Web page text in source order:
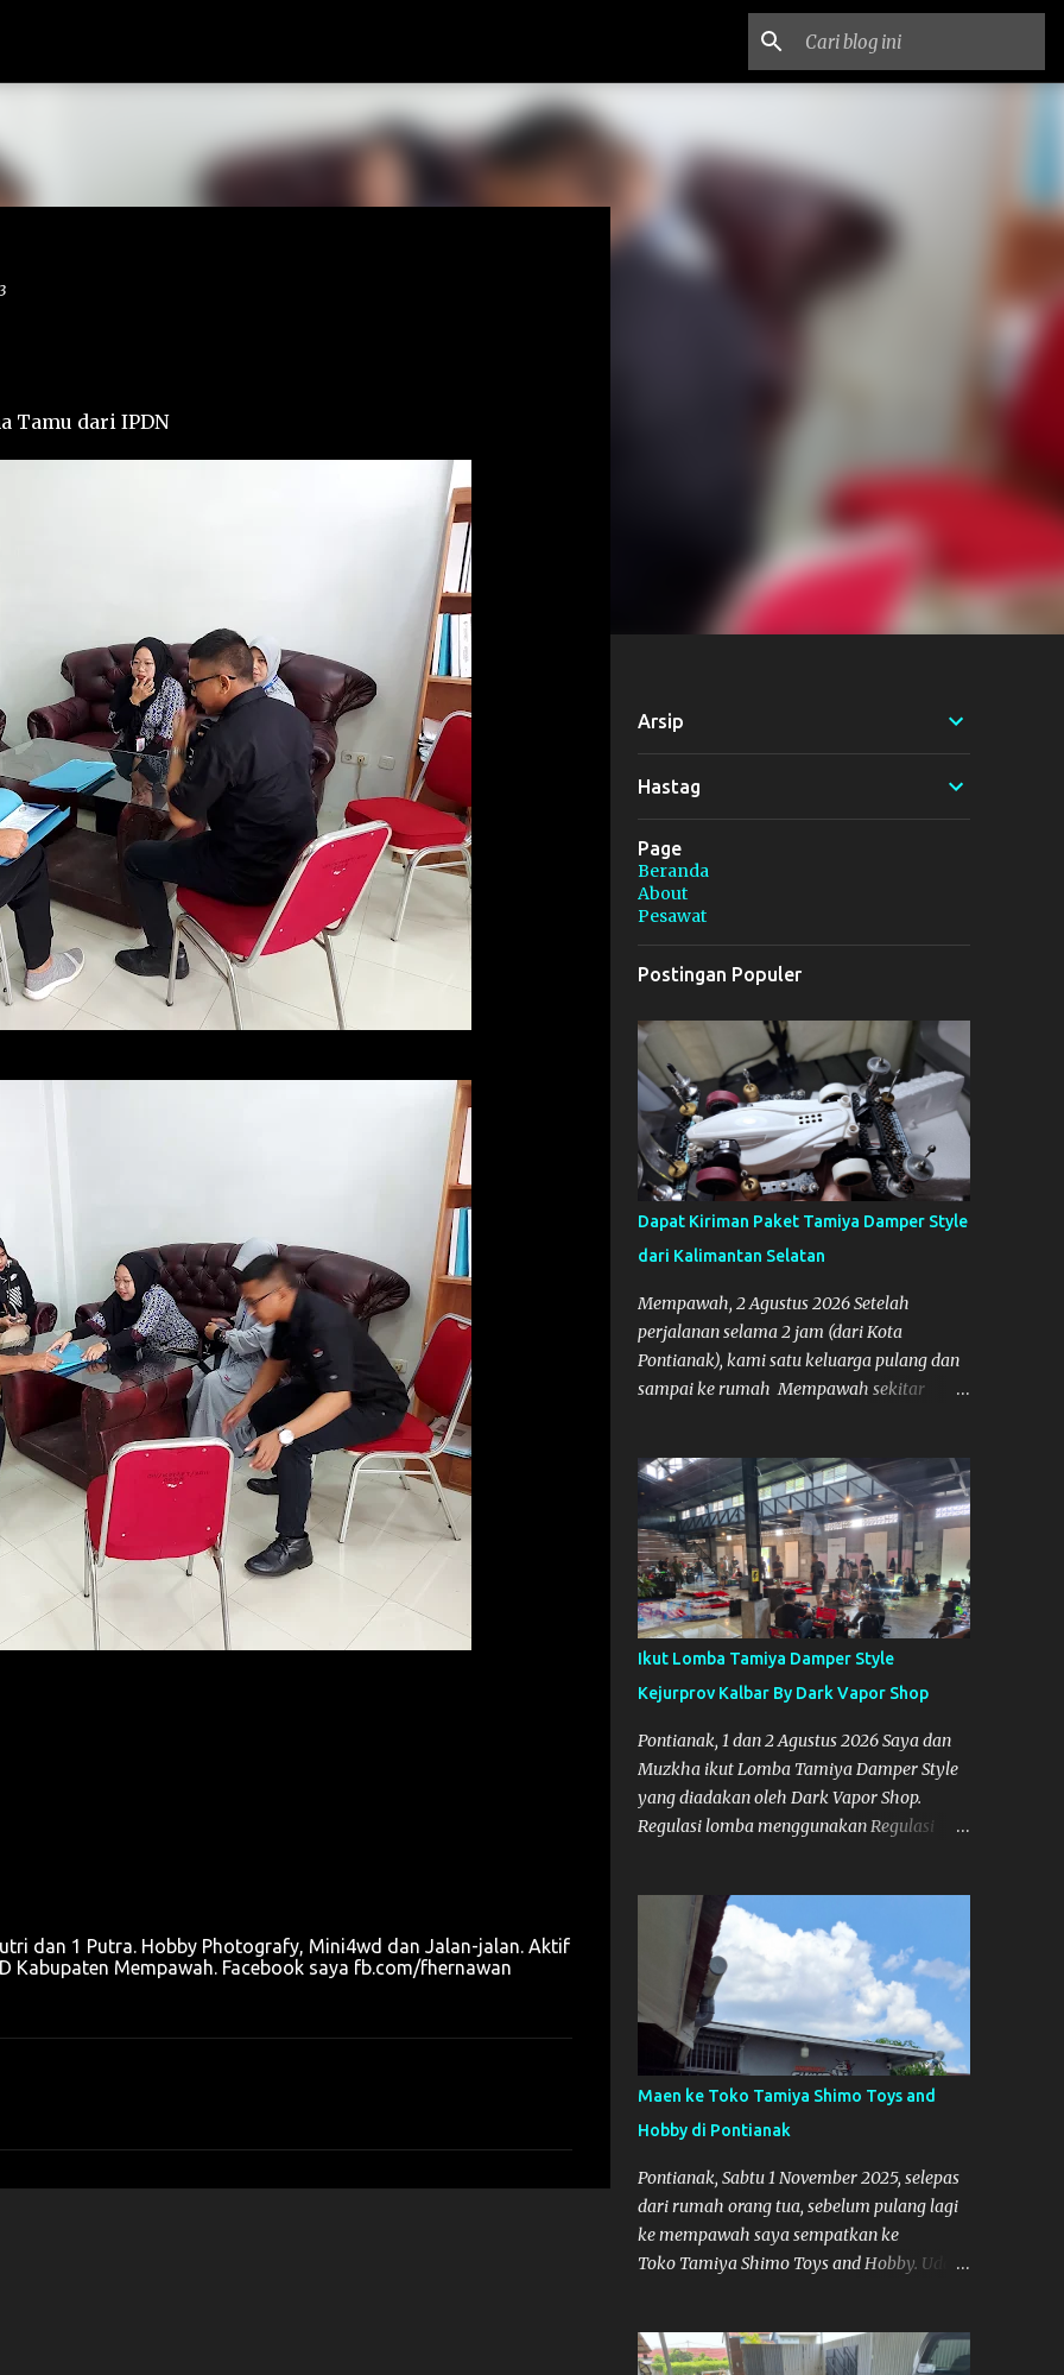
Tamu dari IPDN
dan 1 Putra. Hobby Photografy, Mini4wd dan Jalan-jalan. Aktif
Kabupaten Mempawah. Facebook saya fb.com/fhernawan
Arsip
Hastag
Page
Beranda
About
Pesawat
Postingan Populer
Dapat Kiriman Paket Tamiya Damper Style
dari Kalimantan Selatan
Mempawah, 2 Agustus 2026 Setelah
perjalanan selama 2 jam (dari Kota
Pontianak), kami satu keluarga pulang dan
sampai ke rumah Mempawah sekitar
Kalimantan Selatan. Tamiya IDC
Ikut Lomba Tamiya Damper Style
Kejurprov Kalbar By Dark Vapor Shop
Pontianak, 1 dan 2 Agustus 2026 Saya dan
Muzkha ikut Lomba Tamiya Damper Style
yang diadakan oleh Dark Vapor Shop.
Regulasi lomba menggunakan Regulasi
Nggak ada planning khusus sebenarnya
untuk ikut event ini, karena waktunya cukup
mepet dengan event sebelumnya karena
Saya belum banyak persiapan menyiapkan
mobil dan alat-alat. Selain itu juga ada janji
mau main ke Agus Tamiya dulu sebenarnya,
tapi karena mepet waktu, jadi lebih banyak
main disini. Oiya, untuk lomba ini lokasinya
adalah di Port 99 Kota Pontianak. Pamflet
Lomba Tamiya Oiya sebagai Informasi,
Saya dan Muzkha baru pertama kali main
disini. ya hitungannya saya sebagai new
comer lah :) Coach Dilla lagi setting
Maen ke Toko Tamiya Shimo Toys and
Hobby di Pontianak
Pontianak, Sabtu 1 November 2025, selepas
dari rumah orang tua, sebelum pulang lagi
ke mempawah saya sempatkan ke
Toko Tamiya Shimo Toys and Hobby. Udah
pengen tahu tempatnya. Datang dari